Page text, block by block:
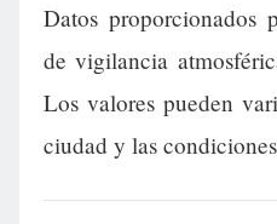
Datos proporcionados
de vigilancia
Los valores pueden
ciudad y las